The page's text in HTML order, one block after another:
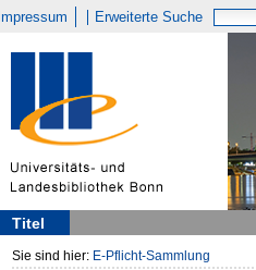
Impressum Erweiterte Suche
Titel
Sie sind hier: E-Pflicht-Sammlung